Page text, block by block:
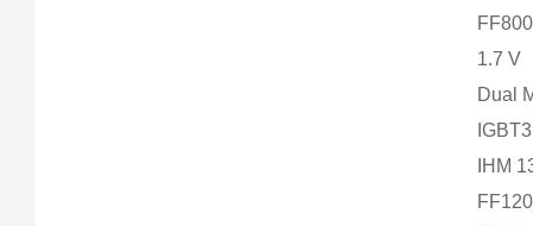
1.7 V
Dual
IHM